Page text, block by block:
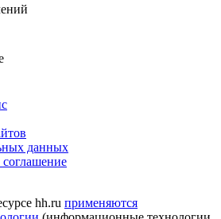
данных
соглашение
hh.ru применяются